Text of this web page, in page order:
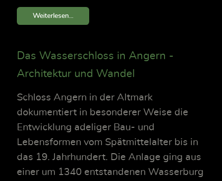
Weiterlesen...
Das Wasserschloss in Angern -
Architektur und Wandel
Schloss Angern in der Altmark
dokumentiert in besonderer Weise die
Entwicklung adeliger Bau- und
Lebensformen vom Spätmittelalter bis in
das 19. Jahrhundert. Die Anlage ging aus
einer um 1340 entstandenen Wasserburg